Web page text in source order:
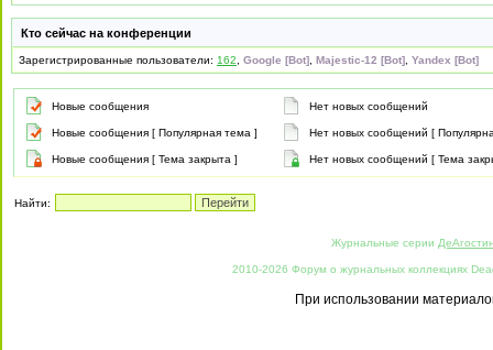
Кто сейчас на конференции
Зарегистрированные пользователи: 162 Google [Bot] Majestic-12 [Bot] Yandex [Bot]
Новые сообщения Нет новых сообщений
Новые сообщения [ Популярная тема ] Нет новых сообщений [
Новые сообщения [ Тема закрыта ] Нет новых сообщений [ Тема
Найти:
Журнальные серии
2010-2026 Форум о журнальных коллекциях
При использовании